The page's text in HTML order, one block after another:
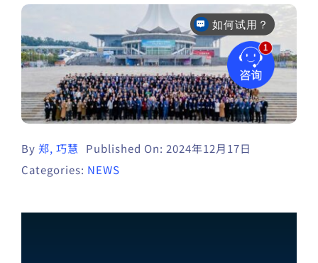
By 郑, 巧慧
Published On: 2024年12月17日
Categories: NEWS
售后咨询